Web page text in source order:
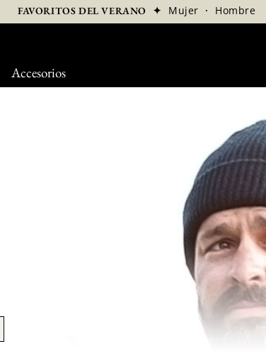
Accesorios
FAVORITOS DEL VERANO ✦ Mujer · Hombre